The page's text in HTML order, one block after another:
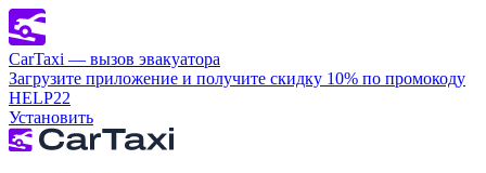
CarTaxi — вызов эвакуатора
Загрузите приложение и получите скидку 10% по промокоду
HELP22
Установить